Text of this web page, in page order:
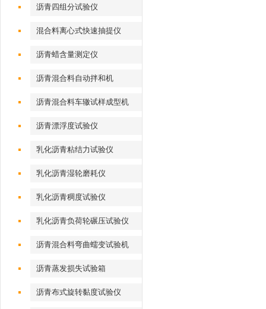
沥青四组分试验仪
混合料离心式快速抽提仪
沥青蜡含量测定仪
沥青混合料自动拌和机
沥青混合料车辙试样成型机
（气动标准）
沥青漂浮度试验仪
乳化沥青粘结力试验仪
乳化沥青湿轮磨耗仪
乳化沥青稠度试验仪
乳化沥青负荷轮碾压试验仪
沥青混合料弯曲蠕变试验机
沥青蒸发损失试验箱
沥青布式旋转黏度试验仪